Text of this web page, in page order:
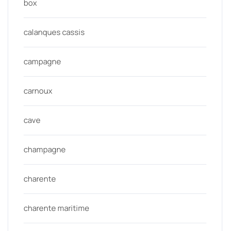
box
calanques cassis
campagne
carnoux
cave
champagne
charente
charente maritime